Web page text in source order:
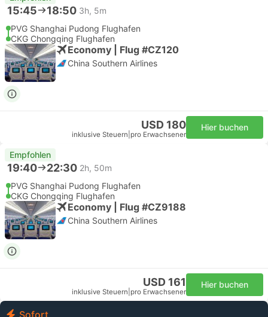
15:45 18:50 3h, 5m
PVG Shanghai Pudong Flughafen
CKG Chongqing Flughafen
Economy | Flug #CZ120
China Southern Airlines
USD 180
inklusive Steuern pro Erwachsener
Hier buchen
Empfohlen
19:40 22:30 2h, 50m
PVG Shanghai Pudong Flughafen
CKG Chongqing Flughafen
Economy | Flug #CZ9188
China Southern Airlines
USD 161
inklusive Steuern pro Erwachsener
Hier buchen
Sofort